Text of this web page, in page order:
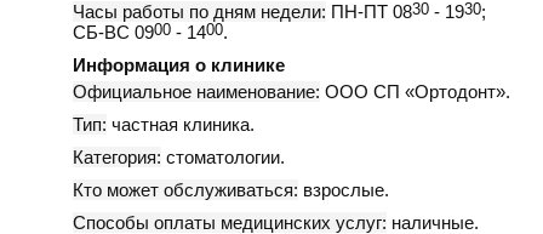
Часы работы по дням недели: ПН-ПТ 0830 - 1930;
СБ-ВС 0900 - 1400.
Информация о клинике
Официальное наименование: ООО СП «Ортодонт».
Тип: частная клиника.
Категория: стоматологии.
Кто может обслуживаться: взрослые.
Способы оплаты медицинских услуг: наличные.